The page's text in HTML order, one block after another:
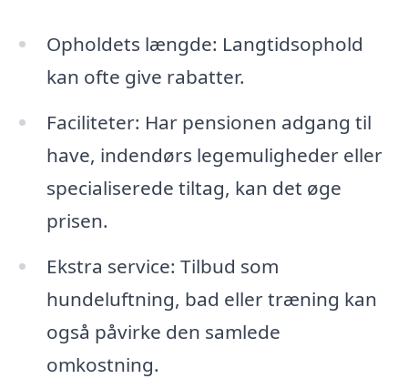
Opholdets længde: Langtidsophold
kan ofte give rabatter.
Faciliteter: Har pensionen adgang til
have, indendørs legemuligheder eller
specialiserede tiltag, kan det øge
prisen.
Ekstra service: Tilbud som
hundeluftning, bad eller træning kan
også påvirke den samlede
omkostning.